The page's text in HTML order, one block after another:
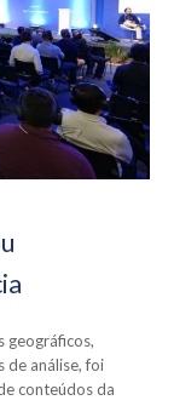
geográficos,
de análise, foi
conteúdos da